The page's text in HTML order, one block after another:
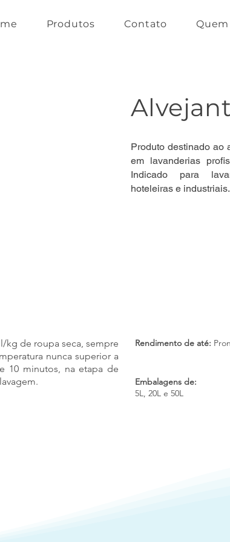
Produtos Contato
Produto destinado ao
em lavanderias
Indicado para
hoteleiras e industriais.
kg de roupa seca, sempre
nunca superior a
10 minutos, na etapa de
Embalagens de:
5L, 20L e 50L
Rendimento de até: